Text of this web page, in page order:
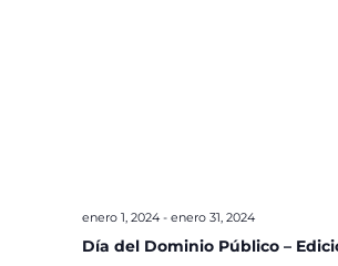
Día del Dominio Público –
enero 1, 2024- enero 31, 2024